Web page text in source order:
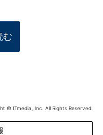
む
© ITmedia, Inc. All Rights Reserved.